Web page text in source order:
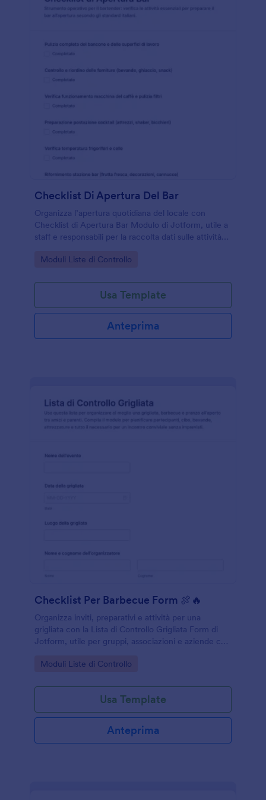
Checklist Di Apertura Del Bar
Organizza l’apertura quotidiana del locale con
Checklist di Apertura Bar Modulo di Jotform, utile a
staff e responsabili per la raccolta dati sulle attività
ordinato.
Go to Category:
Moduli Liste di Controllo
Usa Template
Anteprima
Checklist Per Barbecue Form 🍖🔥
Organizza inviti, preparativi e attività per una
grigliata con la Lista di Controllo Grigliata Form di
Jotform, utile per gruppi, associazioni e aziende che
modulo online.
Go to Category:
Moduli Liste di Controllo
Usa Template
Anteprima